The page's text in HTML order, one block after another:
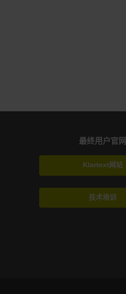
最终用户官网
Klartext网站
技术培训